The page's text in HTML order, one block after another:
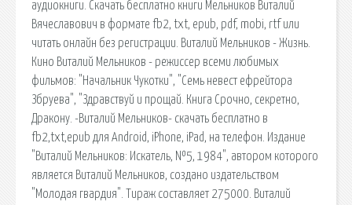
аудиокниги. Скачать бесплатно книги Мельников Виталий
Вячеславович в формате fb2, txt, epub, pdf, mobi, rtf или
читать онлайн без регистрации. Виталий Мельников - Жизнь.
Кино Виталий Мельников - режиссер всеми любимых
фильмов: "Начальник Чукотки", "Семь невест ефрейтора
Збруева", "Здравствуй и прощай. Книга Срочно, секретно,
Дракону. -Виталий Мельников- скачать бесплатно в
fb2,txt,epub для Android, iPhone, iPad, на телефон. Издание
"Виталий Мельников: Искатель, №5, 1984", автором которого
является Виталий Мельников, создано издательством
"Молодая гвардия". Тираж составляет 275000. Виталий